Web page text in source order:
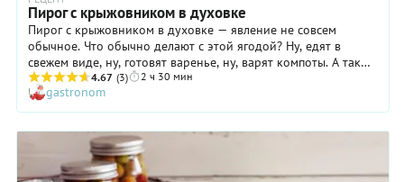
Пирог с крыжовником в духовке
Пирог с крыжовником в духовке — явление не совсем
обычное. Что обычно делают с этой ягодой? Ну, едят в
свежем виде, ну, готовят варенье, ну, варят компоты. А так
чтобы сделать с ней пирог — это вряд ли. Но мы
настоятельно советуем исправить эту ошибку, ведь давно
замечено, что выпечка с кислыми ягодами необыкновенно
вкусна. У свежего крыжовника есть еще одна интересная
особенность: он становится особенно ароматным, если его
бланшировать. Чем мы и воспользовались! В результате
пирог с крыжовником уже в духовке благоухает так, что
4.67 (3) 2 ч 30 мин
gastronom